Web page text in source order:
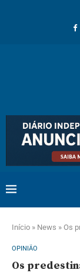
Início » News » Os
OPINIÃO
Os